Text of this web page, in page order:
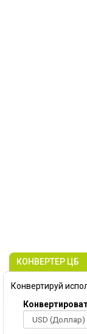
КОНВЕРТЕР ЦБ
Конвертируй